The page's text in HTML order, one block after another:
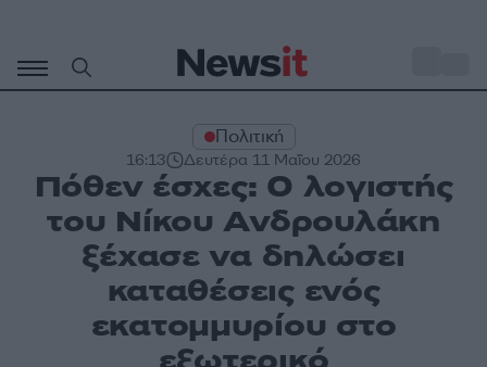
περιεχόμενο
Πολιτική
16:13 Δευτέρα 11 Μαΐου 2026
Πόθεν έσχες: Ο λογιστής
του Νίκου Ανδρουλάκη
ξέχασε να δηλώσει
καταθέσεις ενός
εκατομμυρίου στο